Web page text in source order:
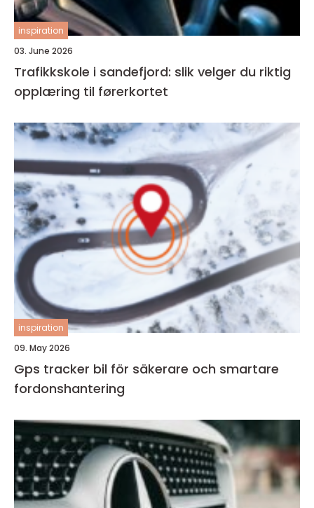
inspiration
03. June 2026
Trafikkskole i sandefjord: slik velger du riktig
opplæring til førerkortet
inspiration
09. May 2026
Gps tracker bil för säkerare och smartare
fordonshantering